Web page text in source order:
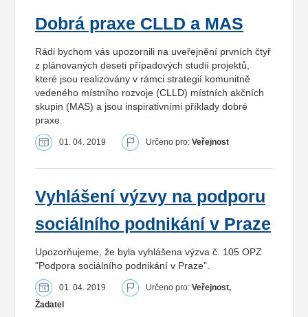
Dobrá praxe CLLD a MAS
Rádi bychom vás upozornili na uveřejnění prvních čtyř
z plánovaných deseti případových studií projektů,
které jsou realizovány v rámci strategií komunitně
vedeného místního rozvoje (CLLD) místních akčních
skupin (MAS) a jsou inspirativními příklady dobré
praxe.
01. 04. 2019 Určeno pro: Veřejnost
Vyhlášení výzvy na podporu
sociálního podnikání v Praze
Upozorňujeme, že byla vyhlášena výzva č. 105 OPZ
"Podpora sociálního podnikání v Praze".
01. 04. 2019 Určeno pro: Veřejnost,
Žadatel